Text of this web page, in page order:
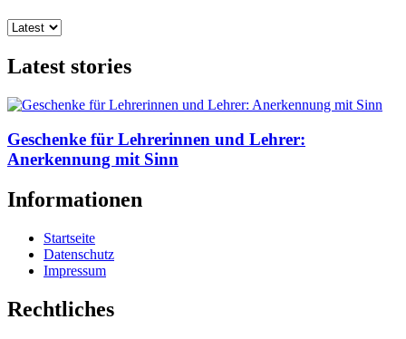
Latest stories
Geschenke für Lehrerinnen und Lehrer:
Anerkennung mit Sinn
Informationen
Startseite
Datenschutz
Impressum
Rechtliches